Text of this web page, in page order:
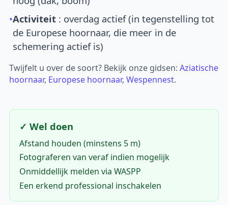
•Activiteit : overdag actief (in tegenstelling tot
de Europese hoornaar, die meer in de
schemering actief is)
Twijfelt u over de soort? Bekijk onze gidsen:Aziatische
hoornaar, Europese hoornaar,Wespennest.
✓ Wel doen
Afstand houden (minstens 5 m)
Fotograferen van veraf indien mogelijk
Onmiddellijk melden via WASPP
Een erkend professional inschakelen